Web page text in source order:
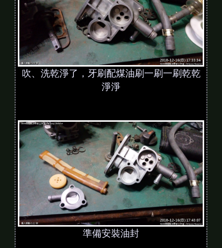
吹、洗乾淨了，牙刷配煤油刷一刷一刷乾乾
淨淨
準備安裝油封